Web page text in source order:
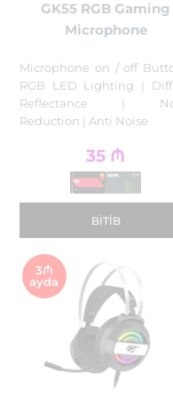
GK55 RGB Gaming
Microphone
Microphone on / off
RGB LED Lighting |
Reflectance |
Reduction | Anti Noise
35 ₼
BITIB
3₼
ayda